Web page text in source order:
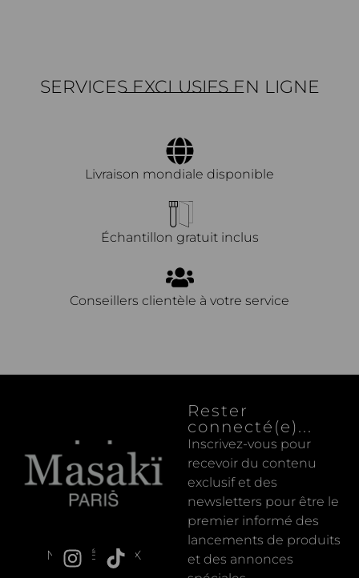
SERVICES EXCLUSIFS EN LIGNE
Livraison mondiale disponible
Échantillon gratuit inclus
Conseillers clientèle à votre service
NOS RÉSEAUX
Rester
connecté(e)...
Inscrivez-vous pour
recevoir du contenu
exclusif et des
newsletters pour être le
premier informé des
lancements de produits
et des annonces